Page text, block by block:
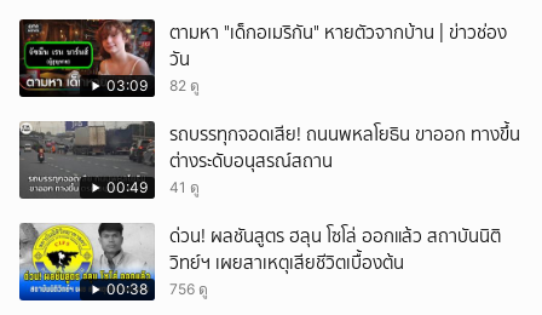
03:09
ตามหา "เด็กอเมริกัน" หายตัวจากบ้าน | ข่าวช่อง
วัน
82 ดู
00:49
รถบรรทุกจอดเสีย! ถนนพหลโยธิน ขาออก ทางขึ้น
ต่างระดับอนุสรณ์สถาน
41 ดู
00:38
ด่วน! ผลชันสูตร ฮลุน โซโล่ ออกแล้ว สถาบันนิติ
วิทย์ฯ เผยสาเหตุเสียชีวิตเบื้องต้น
756 ดู